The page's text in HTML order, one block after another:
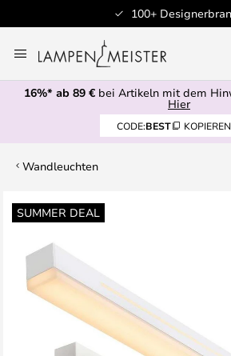
100+
Inhalt
springen
16%* ab 89 € bei Artikeln mit dem
Hier
CODE:BEST KOPIEREN
Wandleuchten
SUMMER DEAL
Zum
Ende
Bildgalerie
springen